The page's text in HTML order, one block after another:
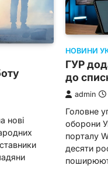
нові
НОВИНИ
ГУР
до
admin
Головне
оборони
порталу
десяти